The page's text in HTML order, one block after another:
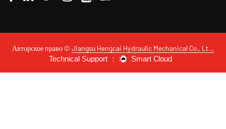
Авторское право © Jiangsu Hengcai Hydraulic Mechanical Co., Ltd.